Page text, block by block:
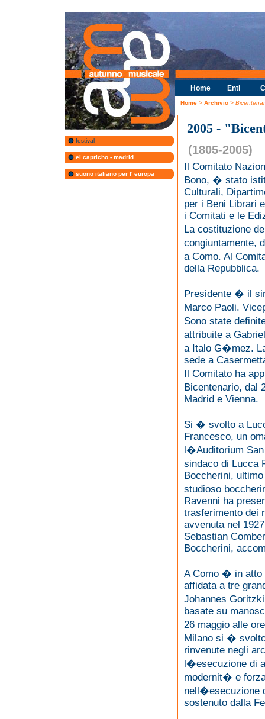
festival
el capricho - madrid
suono italiano per l' europa
Home Enti
Home > Archivio >
2005 -
(1805-2005)
Il Comitato
Bono, � stato
Culturali,
per i Beni Librari
i Comitati e le
La costituzione
congiuntamente,
a Como. Al
della Repubblica.
Presidente � il
Marco Paoli.
Sono state
attribuite a
a Italo G�mez.
sede a
Il Comitato ha
Bicentenario, dal
Madrid e Vienna.
Si � svolto a
Francesco, un
l�Auditorium
sindaco di Lucca
Boccherini,
studioso
Ravenni ha
trasferimento dei
avvenuta nel
Sebastian
Boccherini,
A Como � in atto
affidata a tre
Johannes
basate su
26 maggio alle
Milano si �
rinvenute negli
l�esecuzione di
modernit� e
nell�esecuzione
sostenuto dalla